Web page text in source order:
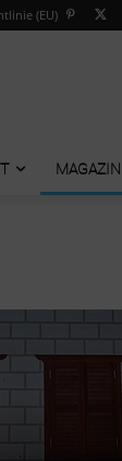
(EU)
MAGAZIN